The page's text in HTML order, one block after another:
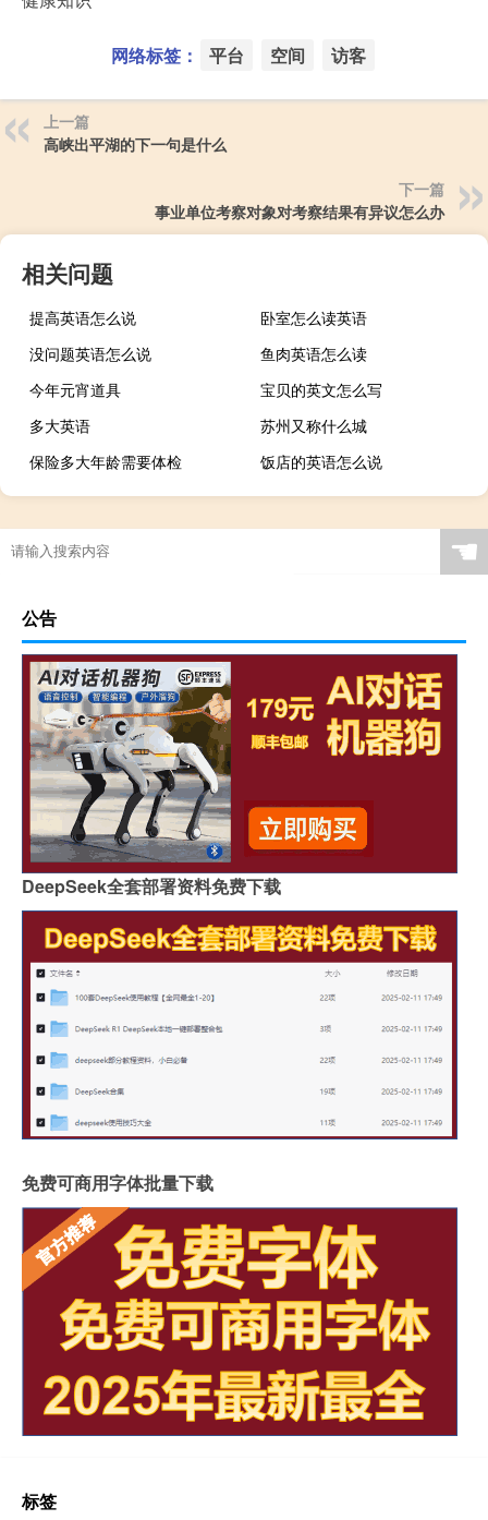
网络标签： 平台 空间 访客
上一篇
高峡出平湖的下一句是什么
下一篇
事业单位考察对象对考察结果有异议怎么办
相关问题
提高英语怎么说
卧室怎么读英语
没问题英语怎么说
鱼肉英语怎么读
今年元宵道具
宝贝的英文怎么写
多大英语
苏州又称什么城
保险多大年龄需要体检
饭店的英语怎么说
☚
公告
DeepSeek全套部署资料免费下载
免费可商用字体批量下载
标签